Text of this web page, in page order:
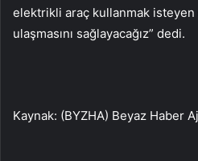
elektrikli araç kullanmak isteyen
ulaşmasını sağlayacağız” dedi.
Kaynak: (BYZHA) Beyaz Haber